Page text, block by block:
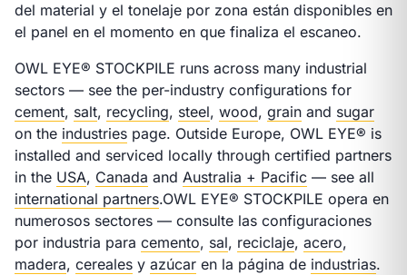
del material y el tonelaje por zona están disponibles en
el panel en el momento en que finaliza el escaneo.
OWL EYE® STOCKPILE runs across many industrial
sectors — see the per-industry configurations for
cement, salt, recycling, steel, wood, grain and sugar
on the industries page. Outside Europe, OWL EYE® is
installed and serviced locally through certified partners
in the USA, Canada and Australia + Pacific — see all
international partners.OWL EYE® STOCKPILE opera en
numerosos sectores — consulte las configuraciones
por industria para cemento, sal, reciclaje, acero,
madera, cereales y azúcar en la página de industrias.